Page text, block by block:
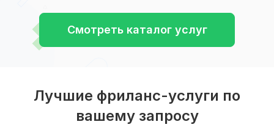
Смотреть каталог услуг
Лучшие фриланс-услуги по
вашему запросу